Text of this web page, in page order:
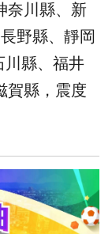
奈川縣、新
野縣、靜岡
川縣、福井
賀縣，震度